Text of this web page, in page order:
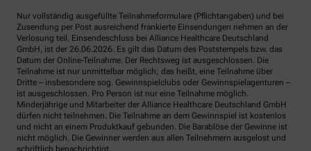
Nur vollständig ausgefüllte Teilnahmeformulare (Pflichtangaben) und bei
Zusendung per Post ausreichend frankierte Einsendungen nehmen an der
Verlosung teil. Einsendeschluss bei Alliance Healthcare Deutschland
GmbH, ist der 26.06.2026. Es gilt das Datum des Poststempels bzw. das
Datum der Online-Teilnahme. Der Rechtsweg ist ausgeschlossen. Die
Teilnahme ist nur unmittelbar möglich; das heißt, eine Teilnahme über
Dritte – insbesondere sog. Gewinnspielclubs oder Gewinnspielagenturen –
ist ausgeschlossen. Pro Person ist nur eine Teilnahme möglich.
Minderjährige und Mitarbeiter der Alliance Healthcare Deutschland GmbH
dürfen nicht teilnehmen. Die Teilnahme an dem Gewinnspiel ist kostenlos
und nicht an einem Produktkauf gebunden. Die Barablöse der Gewinne ist
nicht möglich. Die Gewinner werden aus allen Teilnehmern ausgelost und